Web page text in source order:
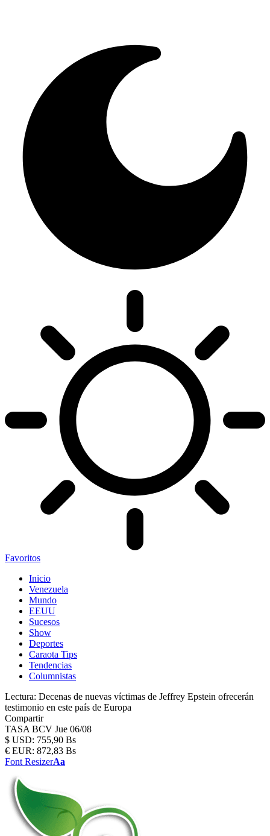
Favoritos
Inicio
Venezuela
Mundo
EEUU
Sucesos
Show
Deportes
Caraota Tips
Tendencias
Columnistas
Lectura: Decenas de nuevas víctimas de Jeffrey Epstein ofrecerán
testimonio en este país de Europa
Compartir
TASA BCV Jue 06/08
$ USD: 755,90 Bs
€ EUR: 872,83 Bs
Font ResizerAa